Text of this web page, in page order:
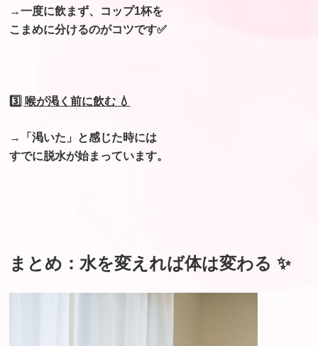
→一度に飲まず、コップ1杯を
こまめに分けるのがコツです✅
3️⃣ 喉が渇く前に飲む 💧
→「渇いた」と感じた時には
すでに脱水が始まっています。
まとめ：水を変えれば体は変わる ✨